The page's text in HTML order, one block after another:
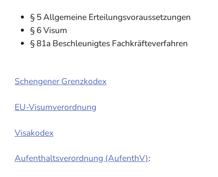
§ 5 Allgemeine Erteilungsvoraussetzungen
§ 6 Visum
§ 81a Beschleunigtes Fachkräfteverfahren
Schengener Grenzkodex
EU-Visumverordnung
Visakodex
Aufenthaltsverordnung (AufenthV):